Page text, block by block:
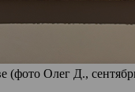
(фото Олег Д.,